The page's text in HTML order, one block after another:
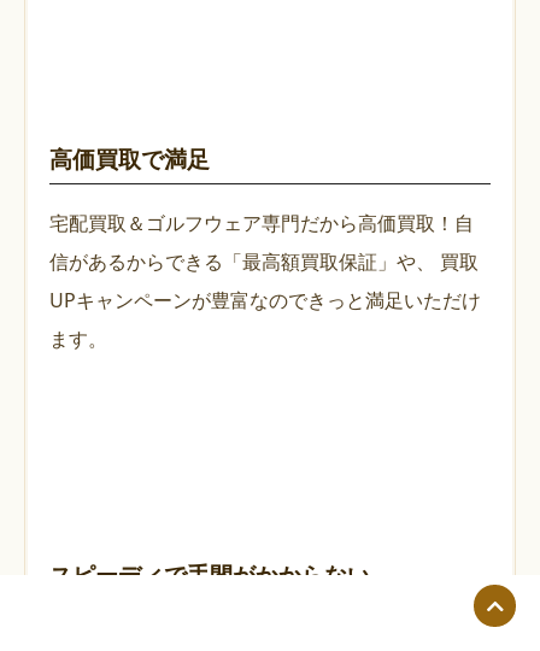
高価買取で満足
宅配買取＆ゴルフウェア専門だから高価買取！自
信があるからできる「最高額買取保証」や、
買取
UPキャンペーンが豊富なのできっと満足いただけ
ます。
スピーディで手間がかからない